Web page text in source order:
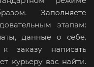
Заполняете
этапам:
данные о себе.
заказу написать
курьеру вас найти.